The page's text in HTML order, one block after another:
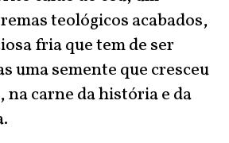
teológicos acabados,
fria que tem de ser
uma semente que cresceu
na carne da história e da